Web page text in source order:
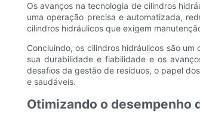
Os avanços na tecnologia de cilindros
uma operação precisa e automatizada,
cilindros hidráulicos que exigem
Concluindo, os cilindros hidráulicos são
sua durabilidade e fiabilidade e os
desafios da gestão de resíduos, o papel
e saudáveis.
Otimizando o desempenho